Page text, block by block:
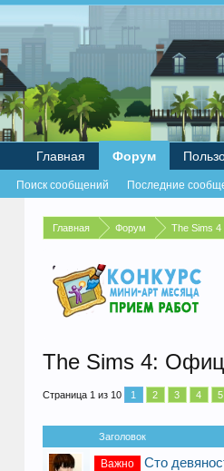
Главная Форум The Sims 4
The Sims 4:
Страница 1 из 10 1 2 3 4 5
Заголовок
Важно Сто
Главная Форум
Поиск сообщений Последние